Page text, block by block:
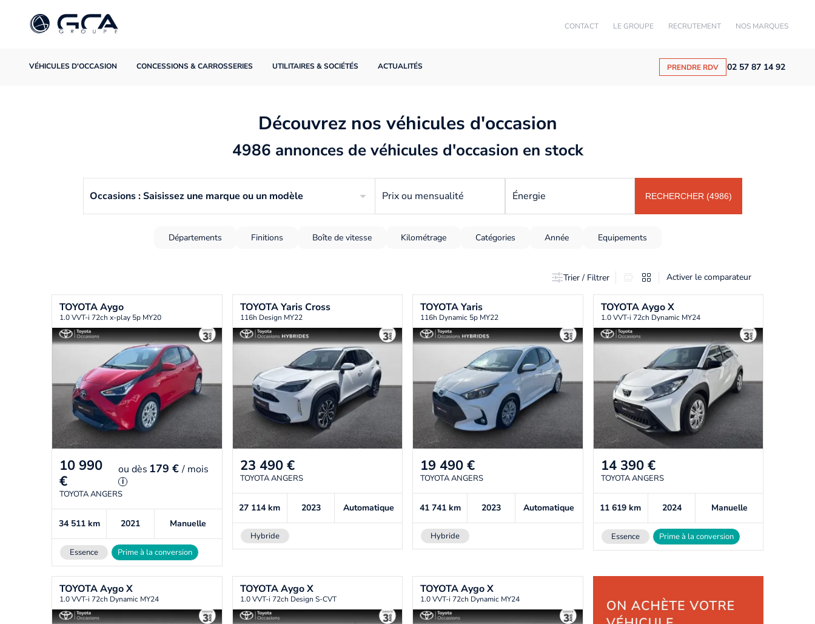
CONTACT LE GROUPE RECRUTEMENT NOS MARQUES
VÉHICULES D'OCCASION CONCESSIONS & CARROSSERIES UTILITAIRES & SOCIÉTÉS ACTUALITÉS PRENDRE RDV 02 57 87 14 92
Découvrez nos véhicules d'occasion
4986 annonces de véhicules d'occasion en stock
Occasions : Saisissez une marque ou un modèle Prix ou mensualité Énergie RECHERCHER (4986)
Départements Finitions Boîte de vitesse Kilométrage Catégories Année Equipements
Trier / Filtrer Activer le comparateur
TOYOTAAygo
1.0 VVT-i 72ch x-play 5p MY20
10 990
€
oudès 179 €/ mois
i
TOYOTA ANGERS
34 511 km 2021 Manuelle
Essence Prime à la conversion
TOYOTAYaris Cross
116h Design MY22
23 490 €
TOYOTA ANGERS
27 114km 2023 Automatique
Hybride
TOYOTAYaris
116h Dynamic 5p MY22
19 490 €
TOYOTA ANGERS
41 741 km 2023 Automatique
Hybride
TOYOTAAygo X
1.0 VVT-i 72ch Dynamic MY24
14 390 €
TOYOTA ANGERS
11 619km 2024 Manuelle
Essence Prime à la conversion
TOYOTAAygo X
1.0 VVT-i 72ch Dynamic MY24
TOYOTAAygo X
1.0 VVT-i 72ch Design S-CVT
TOYOTAAygo X
1.0 VVT-i 72ch Dynamic MY24